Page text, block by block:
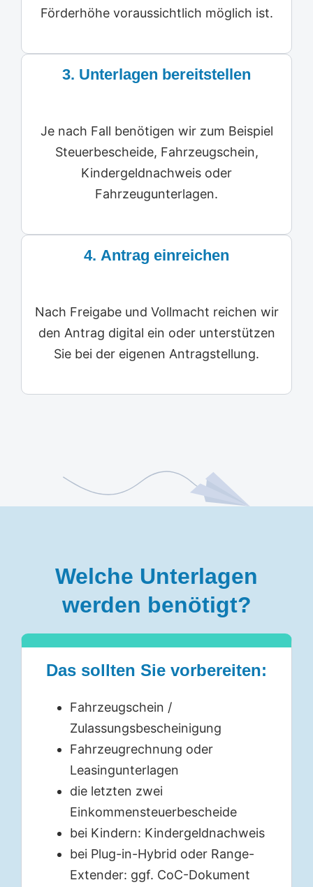
Förderhöhe voraussichtlich möglich ist.
3. Unterlagen bereitstellen
Je nach Fall benötigen wir zum Beispiel
Steuerbescheide, Fahrzeugschein,
Kindergeldnachweis oder
Fahrzeugunterlagen.
4. Antrag einreichen
Nach Freigabe und Vollmacht reichen wir
den Antrag digital ein oder unterstützen
Sie bei der eigenen Antragstellung.
Welche Unterlagen
werden benötigt?
Das sollten Sie vorbereiten:
Fahrzeugschein /
Zulassungsbescheinigung
Fahrzeugrechnung oder
Leasingunterlagen
die letzten zwei
Einkommensteuerbescheide
bei Kindern: Kindergeldnachweis
bei Plug-in-Hybrid oder Range-
Extender: ggf. CoC-Dokument